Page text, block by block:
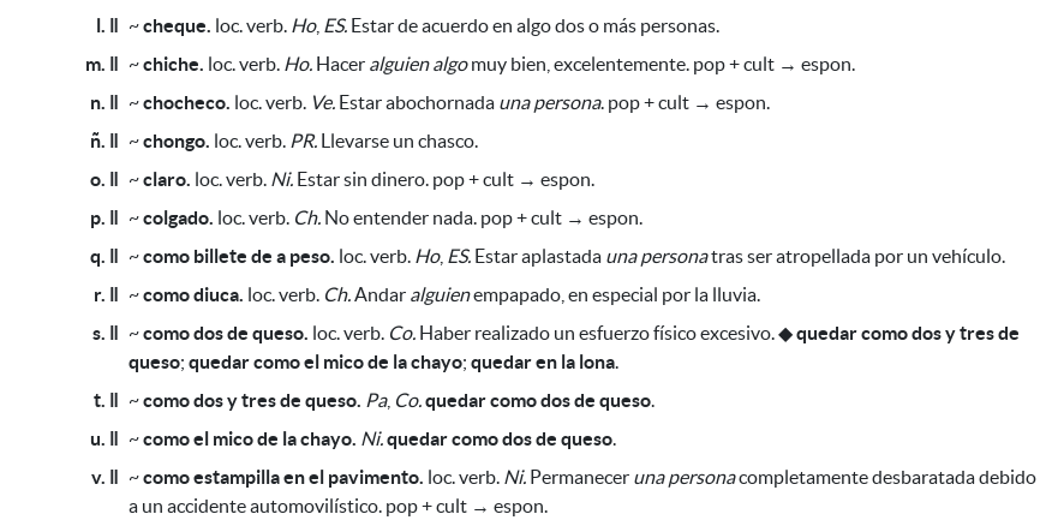
l. ǁ ~cheque. loc. verb. Ho, ES. Estar de acuerdo en algo dos o más personas.
m. ǁ ~chiche. loc. verb. Ho. Hacer alguien algomuy bien, excelentemente. pop + cult → espon.
n. ǁ ~chocheco. loc. verb. Ve. Estar abochornada una persona. pop + cult → espon.
ñ. ǁ ~chongo. loc. verb. PR. Llevarse un chasco.
o. ǁ ~claro. loc. verb. Ni. Estar sin dinero. pop + cult → espon.
p. ǁ ~colgado. loc. verb. Ch. No entender nada. pop + cult → espon.
q. ǁ ~como billete de a peso. loc. verb. Ho, ES. Estar aplastada una personatras ser atropellada por un vehículo.
r. ǁ ~como diuca. loc. verb. Ch.Andar alguienempapado, en especial por la lluvia.
s. ǁ ~como dos de queso. loc. verb. Co. Haber realizado un esfuerzo físico excesivo.◆quedar como dos y tres de
queso; quedar como el mico de la chayo; quedar en la lona.
t. ǁ ~como dos y tres de queso. Pa, Co.quedar como dos de queso.
u. ǁ ~como el mico de la chayo. Ni.quedar como dos de queso.
v. ǁ ~como estampilla en el pavimento. loc. verb. Ni. Permanecer una personacompletamente desbaratadadebido
a un accidente automovilístico. pop + cult → espon.